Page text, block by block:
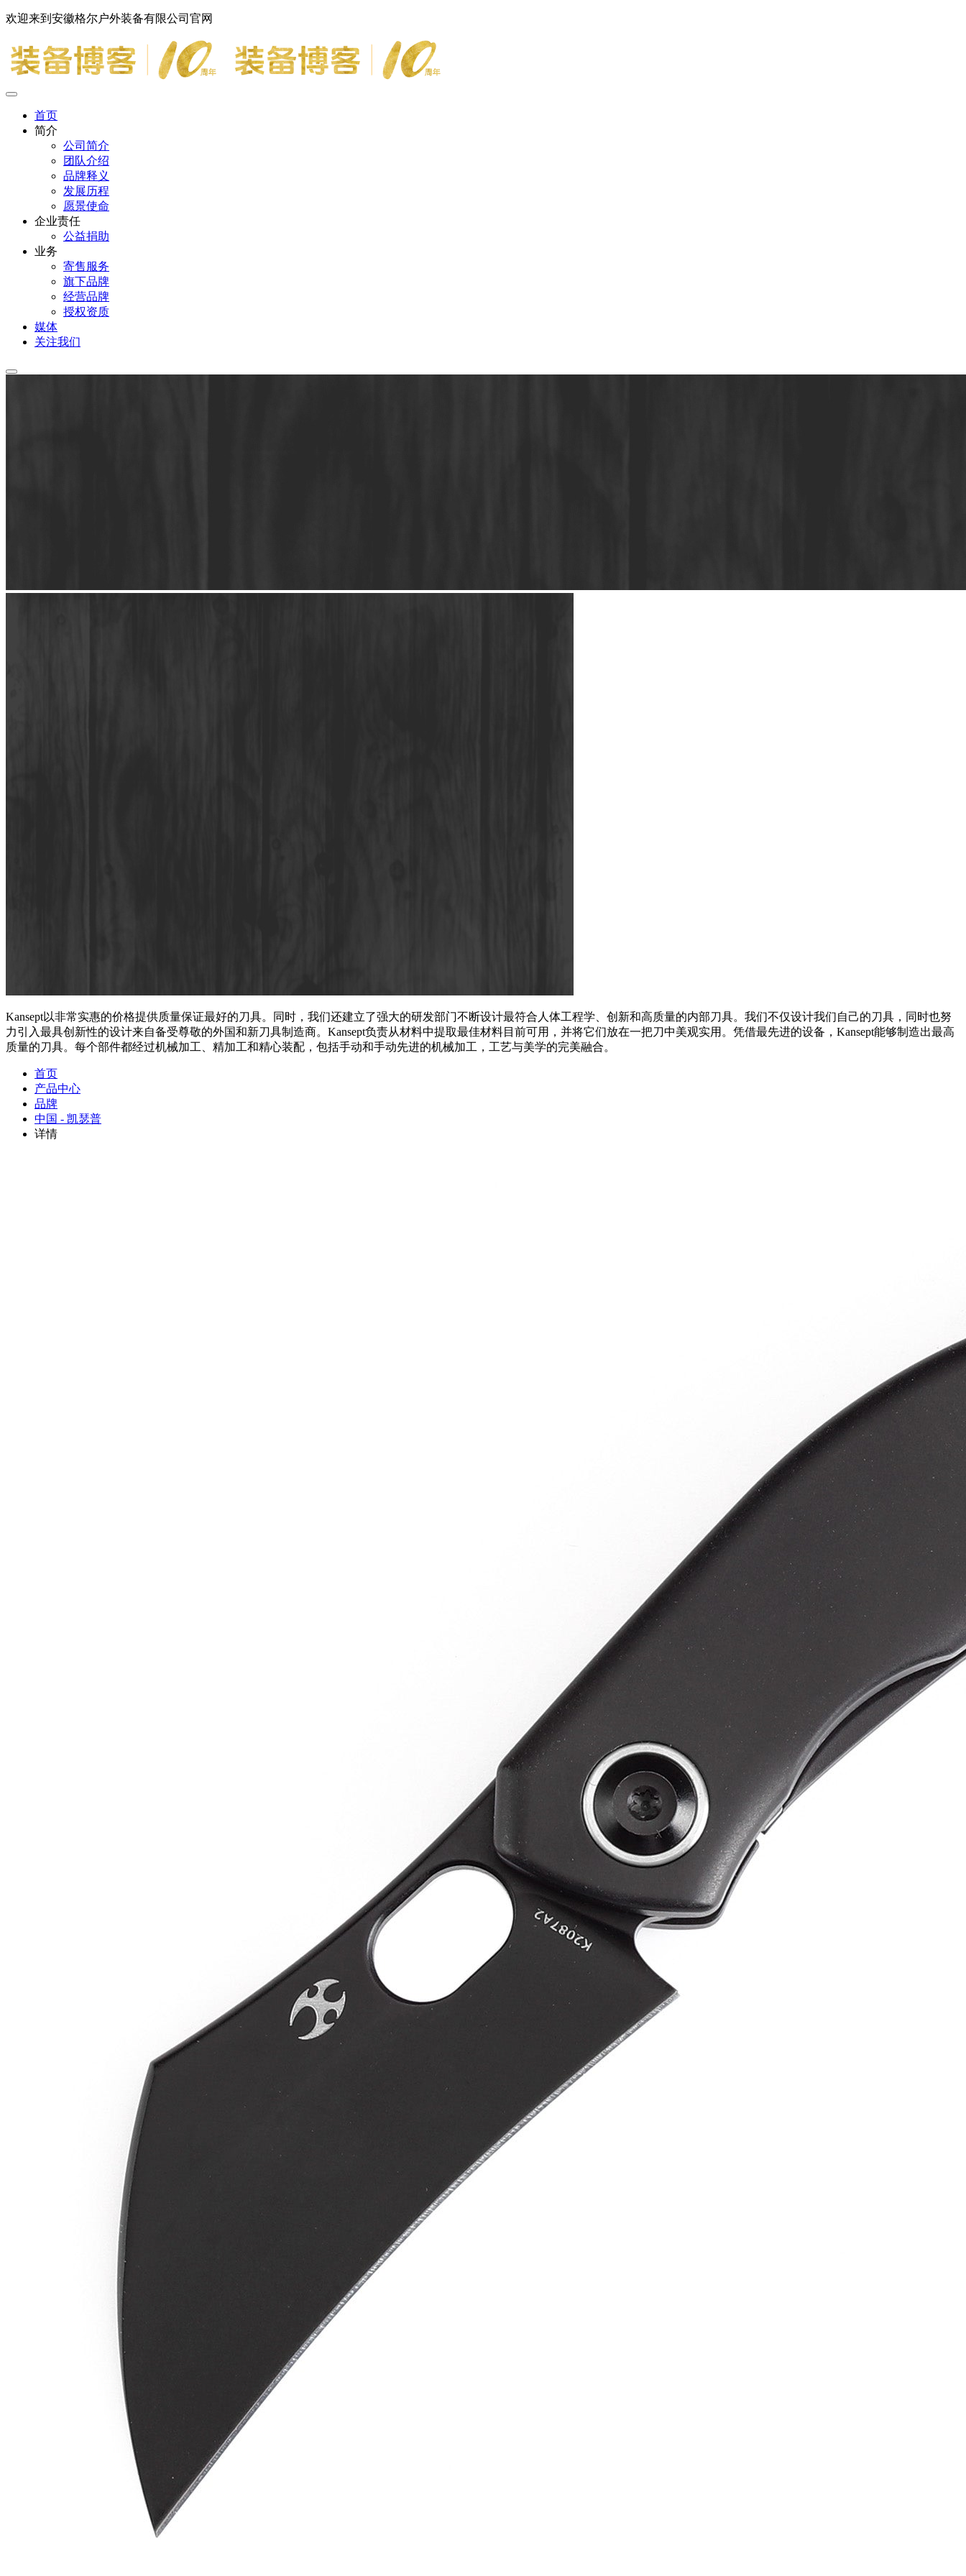
欢迎来到安徽格尔户外装备有限公司官网
首页
简介
公司简介
团队介绍
品牌释义
发展历程
愿景使命
企业责任
公益捐助
业务
寄售服务
旗下品牌
经营品牌
授权资质
媒体
关注我们
Kansept以非常实惠的价格提供质量保证最好的刀具。同时，我们还建立了强大的研发部门不断设计最符合人体工程学、创新和高质量的内部刀具。我们不仅设计我们自己的刀具，同时也努
力引入最具创新性的设计来自备受尊敬的外国和新刀具制造商。Kansept负责从材料中提取最佳材料目前可用，并将它们放在一把刀中美观实用。凭借最先进的设备，Kansept能够制造出最高
质量的刀具。每个部件都经过机械加工、精加工和精心装配，包括手动和手动先进的机械加工，工艺与美学的完美融合。
首页
产品中心
品牌
中国 - 凯瑟普
详情